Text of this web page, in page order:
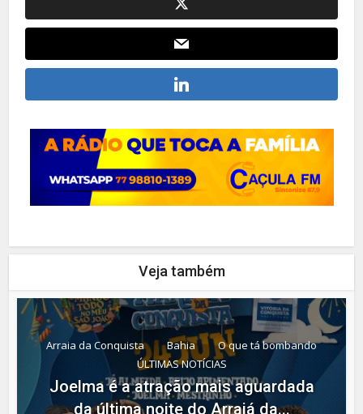
Veja também
Arraia da Conquista Bahia
O que tá bombando
ÚLTIMAS NOTÍCIAS
Joelma é a atração mais aguardada
da última noite do Arraiá da...